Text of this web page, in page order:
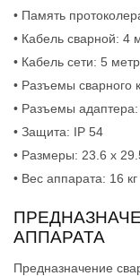
• Память
• Кабель сварной: 4
• Кабель сети: 5
• Разъемы сварного
• Разъемы
• Защита: IP 54
• Размеры: 23.6 x
• Вес аппарата: 16 кг
АППАРАТА
Предназначение